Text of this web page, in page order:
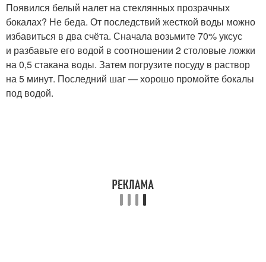
Появился белый налет на стеклянных прозрачных
бокалах? Не беда. От последствий жесткой воды можно
избавиться в два счёта. Сначала возьмите 70% уксус
и разбавьте его водой в соотношении 2 столовые ложки
на 0,5 стакана воды. Затем погрузите посуду в раствор
на 5 минут. Последний шаг — хорошо промойте бокалы
под водой.